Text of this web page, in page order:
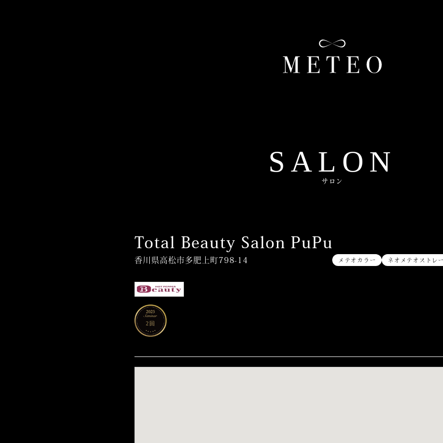
SALON
サロン
Total Beauty Salon PuPu
香川県高松市多肥上町798-14 メテオカラー ネオメテオストレ
2回